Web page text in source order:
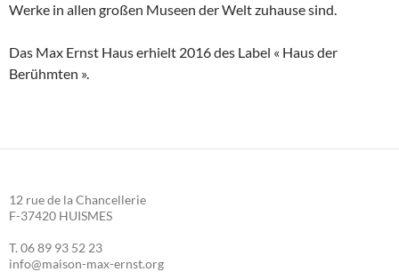
Werke in allen großen Museen der Welt zuhause sind.
Das Max Ernst Haus erhielt 2016 des Label « Haus der
Berühmten ».
12 rue de la Chancellerie
F-37420 HUISMES
T. 06 89 93 52 23
info@maison-max-ernst.org